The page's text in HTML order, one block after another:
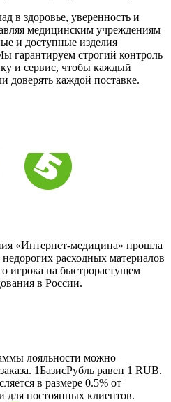
в здоровье, уверенность и
медицинским учреждениям
и доступные изделия
гарантируем строгий контроль
и сервис, чтобы каждый
доверять каждой поставке.
«Интернет-медицина» прошла
расходных материалов
игрока на быстрорастущем
в России.
лояльности можно
1БазисРубль равен 1 RUB.
в размере 0.5% от
постоянных клиентов.